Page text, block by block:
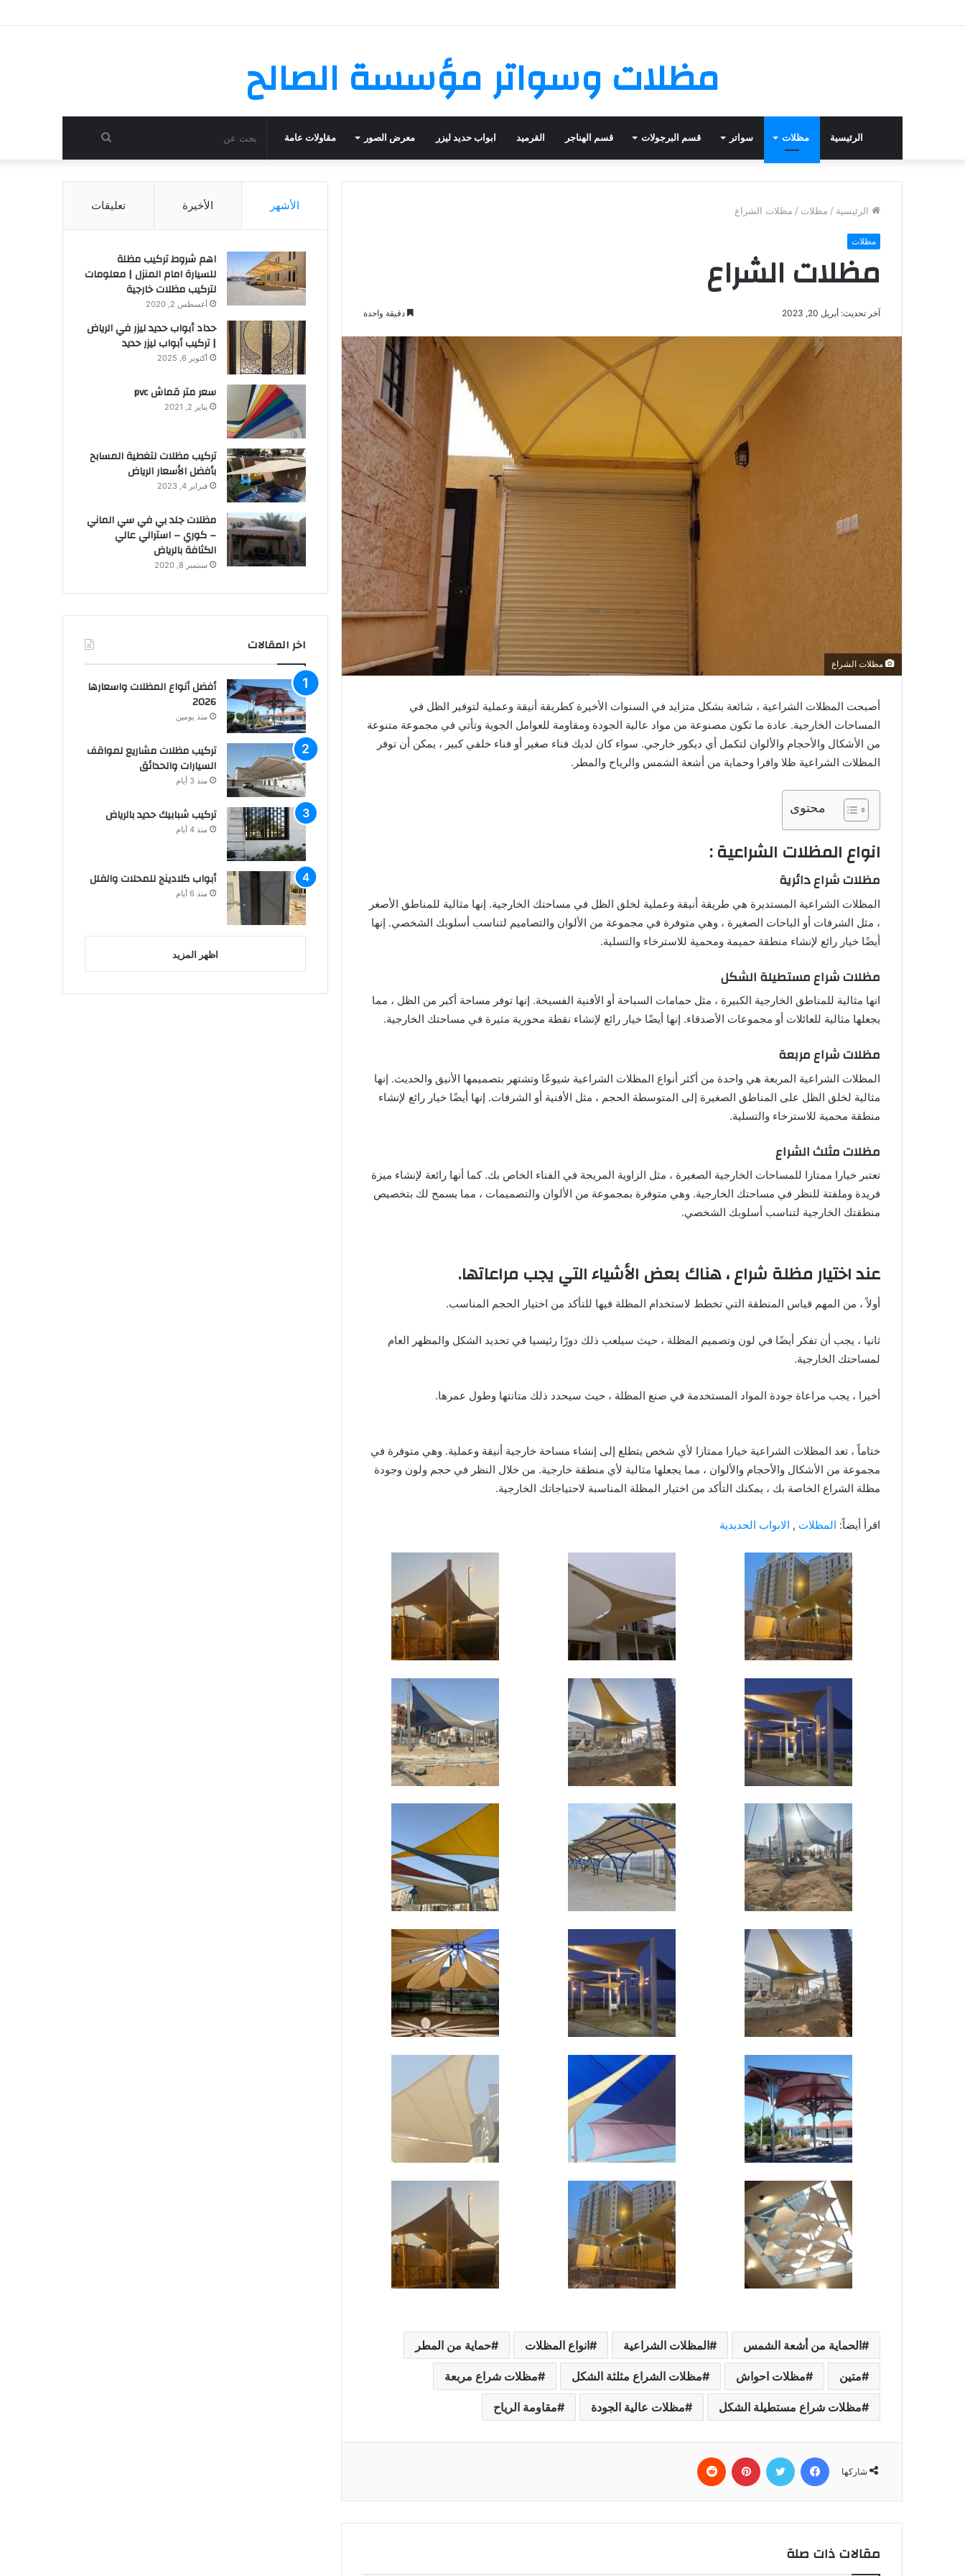
مظلات وسواتر مؤسسة الصالح
الرئيسية مظلات سواتر قسم البرجولات قسم الهناجر القرميد ابواب حديد ليزر معرض الصور مقاولات عامة بحث
عن
الرئيسية / مظلات / مظلات الشراع
مظلات
مظلات الشراع
آخر تحديث: أبريل 20, 2023 دقيقة واحدة
مظلات الشراع
أصبحت المظلات الشراعية ، شائعة بشكل متزايد في السنوات الأخيرة كطريقة أنيقة وعملية لتوفير الظل في
المساحات الخارجية. عادة ما تكون مصنوعة من مواد عالية الجودة ومقاومة للعوامل الجوية وتأتي في مجموعة متنوعة
من الأشكال والأحجام والألوان لتكمل أي ديكور خارجي. سواء كان لديك فناء صغير أو فناء خلفي كبير ، يمكن أن توفر
المظلات الشراعية ظلا وافرا وحماية من أشعة الشمس والرياح والمطر.
محتوى
انواع المظلات الشراعية :
مظلات شراع دائرية
المظلات الشراعية المستديرة هي طريقة أنيقة وعملية لخلق الظل في مساحتك الخارجية. إنها مثالية للمناطق الأصغر
، مثل الشرفات أو الباحات الصغيرة ، وهي متوفرة في مجموعة من الألوان والتصاميم لتناسب أسلوبك الشخصي. إنها
أيضًا خيار رائع لإنشاء منطقة حميمة ومحمية للاسترخاء والتسلية.
مظلات شراع مستطيلة الشكل
انها مثالية للمناطق الخارجية الكبيرة ، مثل حمامات السباحة أو الأفنية الفسيحة. إنها توفر مساحة أكبر من الظل ، مما
يجعلها مثالية للعائلات أو مجموعات الأصدقاء. إنها أيضًا خيار رائع لإنشاء نقطة محورية مثيرة في مساحتك الخارجية.
مظلات شراع مربعة
المظلات الشراعية المربعة هي واحدة من أكثر أنواع المظلات الشراعية شيوعًا وتشتهر بتصميمها الأنيق والحديث. إنها
مثالية لخلق الظل على المناطق الصغيرة إلى المتوسطة الحجم ، مثل الأفنية أو الشرفات. إنها أيضًا خيار رائع لإنشاء
منطقة محمية للاسترخاء والتسلية.
مظلات مثلث الشراع
تعتبر خيارا ممتازا للمساحات الخارجية الصغيرة ، مثل الزاوية المريحة في الفناء الخاص بك. كما أنها رائعة لإنشاء ميزة
فريدة وملفتة للنظر في مساحتك الخارجية. وهي متوفرة بمجموعة من الألوان والتصميمات ، مما يسمح لك بتخصيص
منطقتك الخارجية لتناسب أسلوبك الشخصي.
عند اختيار مظلة شراع ، هناك بعض الأشياء التي يجب مراعاتها.
أولاً ، من المهم قياس المنطقة التي تخطط لاستخدام المظلة فيها للتأكد من اختيار الحجم المناسب.
ثانيا ، يجب أن تفكر أيضًا في لون وتصميم المظلة ، حيث سيلعب ذلك دورًا رئيسيا في تحديد الشكل والمظهر العام
لمساحتك الخارجية.
أخيرا ، يجب مراعاة جودة المواد المستخدمة في صنع المظلة ، حيث سيحدد ذلك متانتها وطول عمرها.
ختاماً ، تعد المظلات الشراعية خيارا ممتازا لأي شخص يتطلع إلى إنشاء مساحة خارجية أنيقة وعملية. وهي متوفرة في
مجموعة من الأشكال والأحجام والألوان ، مما يجعلها مثالية لأي منطقة خارجية. من خلال النظر في حجم ولون وجودة
مظلة الشراع الخاصة بك ، يمكنك التأكد من اختيار المظلة المناسبة لاحتياجاتك الخارجية.
اقرأ أيضاً: المظلات , الابواب الحديدية
الحماية من أشعة الشمس المظلات الشراعية انواع المظلات حماية من المطر
متين مظلات احواش مظلات الشراع مثلثة الشكل مظلات شراع مربعة
مظلات شراع مستطيلة الشكل مظلات عالية الجودة مقاومة الرياح
شاركها
فيسبوك تويتر بينتيريست
مقالات ذات صلة
الأشهر الأخيرة تعليقات
اهم شروط تركيب مظلة
للسيارة امام المنزل | معلومات
لتركيب مظلات خارجية
أغسطس 2, 2020
حداد أبواب حديد ليزر في الرياض
| تركيب أبواب ليزر حديد
أكتوبر 6, 2025
سعر متر قماش pvc
يناير 2, 2021
تركيب مظلات لتغطية المسابح
بأفضل الأسعار الرياض
فبراير 4, 2023
مظلات جلد بي في سي الماني
– كوري – استرالي عالي
الكثافة بالرياض
سبتمبر 8, 2020
اخر المقالات
أفضل أنواع المظلات واسعارها
2026
منذ يومين
تركيب مظلات مشاريع لمواقف
السيارات والحدائق
منذ 3 أيام
تركيب شبابيك حديد بالرياض
منذ 4 أيام
أبواب كلادينج للمحلات والفلل
منذ 6 أيام
اظهر المزيد